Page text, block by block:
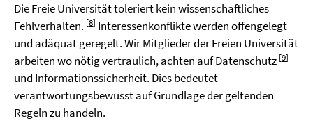
Die Freie Universität toleriert kein wissenschaftliches
Fehlverhalten. [8] Interessenkonflikte werden offengelegt
und adäquat geregelt. Wir Mitglieder der Freien Universität
arbeiten wo nötig vertraulich, achten auf Datenschutz [9]
und Informationssicherheit. Dies bedeutet
verantwortungsbewusst auf Grundlage der geltenden
Regeln zu handeln.